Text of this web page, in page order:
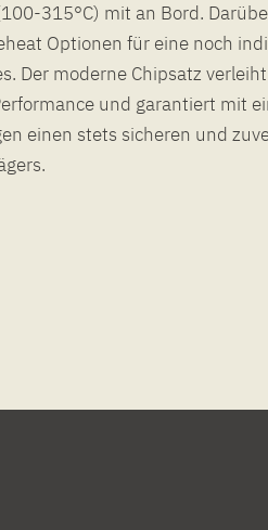
315°C) mit an Bord.
Optionen für eine noch
Der moderne Chipsatz
und garantiert mit
einen stets sicheren und